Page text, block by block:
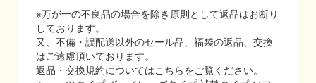
※万が一の不良品の場合を除き原則として返品はお断り
しております。
又、不備・誤配送以外のセール品、福袋の返品、交換
はご遠慮頂いております。
返品・交換規約についてはこちらをご覧ください。